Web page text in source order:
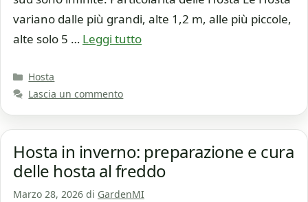
variano dalle più grandi, alte 1,2 m, alle più piccole,
alte solo 5 … Leggi tutto
Categorie
Hosta
Lascia un commento
Hosta in inverno: preparazione e cura
delle hosta al freddo
Marzo 28, 2026 di GardenMI